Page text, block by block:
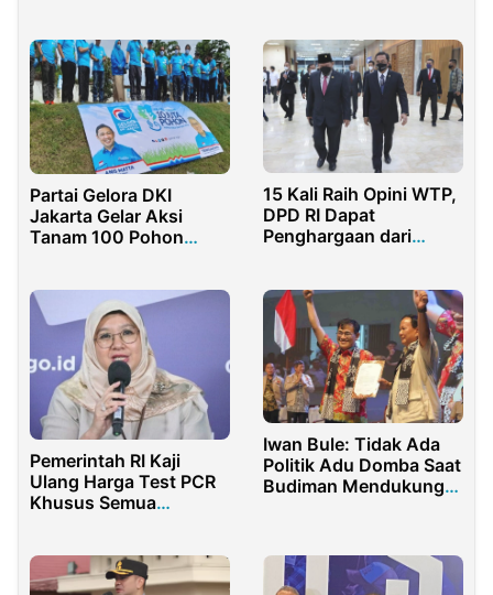
Partai Gelora DKI
Jakarta Gelar Aksi
Tanam 100 Pohon
15 Kali Raih Opini WTP,
DPD RI Dapat
Penghargaan dari
Pemerintah RI Kaji
Ulang Harga Test PCR
Khusus Semua
Iwan Bule: Tidak Ada
Politik Adu Domba Saat
Budiman Mendukung